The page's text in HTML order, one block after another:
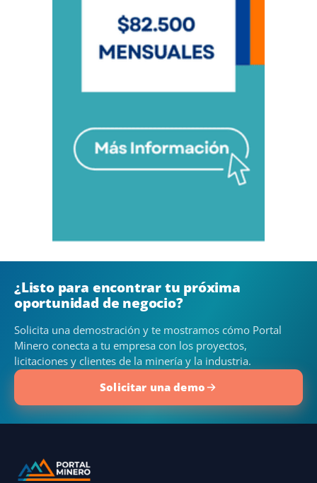
¿Listo para encontrar tu próxima
oportunidad de negocio?
Solicita una demostración y te mostramos cómo Portal
Minero conecta a tu empresa con los proyectos,
licitaciones y clientes de la minería y la industria.
Solicitar una demo